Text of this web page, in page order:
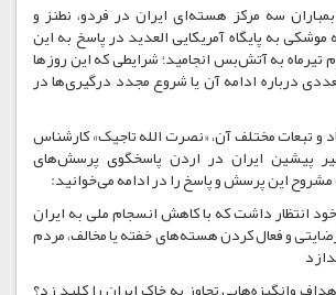
سه مرکز هسته‌ای ایران در فردو، نطنز و
به پایگاه آمریکایی العدید در پاسخ به این
تیرماه به آتش‌بس انجامید؛ شرایطی که این روزها
درباره ادامه آن یا شروع مجدد درگیری‌ها در
و تبعات مختلف آن، «نصرت الله تاجیک» کارشناس
پیشین ایران در اردن پاسخگوی پرسش‌های
این پرسش و پاسخ را در ادامه می‌خوانید:
انتظار داشت که با کاهش انسجام ملی به ایران
و فعال کردن هسته‌های خفته یا مخالف، مردم